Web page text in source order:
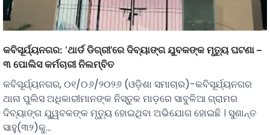
କବିସୂର୍ଯ୍ୟନଗର: ‘ଥାର୍ଡ ଡିଗ୍ରୀ’ରେ ଦିବ୍ୟାଙ୍ଗ ଯୁବକଙ୍କ ମୃତୁ୍ୟ ଘଟଣା –
୩ ପୋଲିସ କର୍ମଚାରୀ ନିଲମ୍ବିତ
କବିସୂର୍ଯ୍ୟନଗର, ୦୧/୦୬/୨୦୨୬ (ଓଡ଼ିଶା ସମାଚାର)-କବିସୂର୍ଯ୍ୟନଗର
ଥାନା ପୁଲିସ ଅଧିକାରୀମାନଙ୍କ ନିସ୍ତୁକ ମାଡ଼ରେ ସାବୁଳିଆ ଗ୍ରାମର
ଦିବ୍ୟାଙ୍ଗ ଯୁ୍ୱବକଙ୍କ ମୃତ୍ୟୁ ହୋଇଥିବା ଅଭିଯୋଗ ହୋଇଛି । ସୁଶାନ୍ତ
ସାହୁ(୩୨)କୁ…